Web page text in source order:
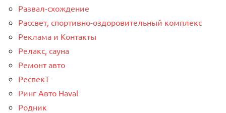
Развал-схождение
Рассвет, спортивно-оздоровительный комплекс
Реклама и Контакты
Релакс, сауна
Ремонт авто
РеспекТ
Ринг Авто Haval
Родник